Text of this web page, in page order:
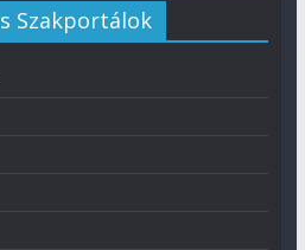
Szakportálok